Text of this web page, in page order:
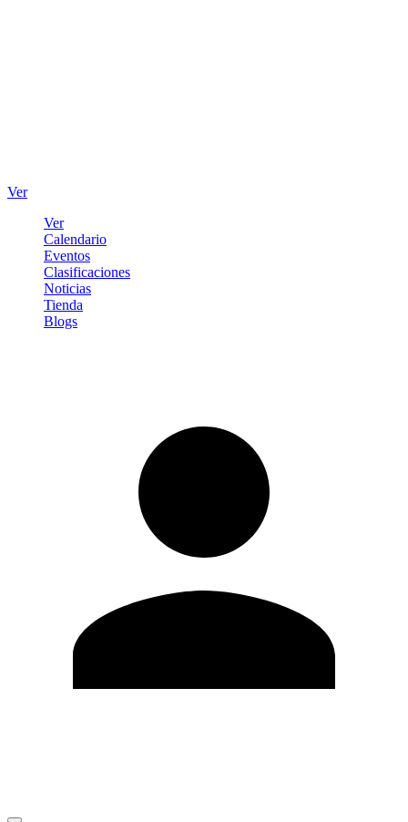
Ver
Ver
Calendario
Eventos
Clasificaciones
Noticias
Tienda
Blogs